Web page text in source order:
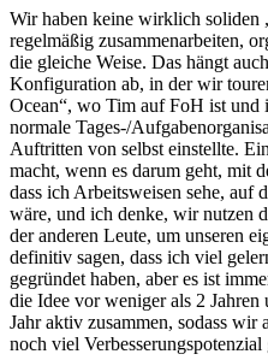
Wir haben keine wirklich soliden
regelmäßig zusammenarbeiten,
die gleiche Weise. Das hängt
Konfiguration ab, in der wir
Ocean“, wo Tim auf FoH ist und
normale Tages-/
Auftritten von selbst einstellte.
macht, wenn es darum geht, mit
dass ich Arbeitsweisen sehe, auf
wäre, und ich denke, wir nutzen
der anderen Leute, um unseren
definitiv sagen, dass ich viel
gegründet haben, aber es ist
die Idee vor weniger als 2
Jahr aktiv zusammen, sodass wir
noch viel Verbesserungspotenzial